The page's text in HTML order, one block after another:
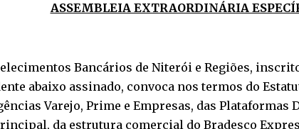
ASSEMBLEIA EXTRAORDINÁRIA
Bancários de Niterói e Regiões, inscrito
abaixo assinado, convoca nos termos do
Varejo, Prime e Empresas, das
da estrutura comercial do Bradesco